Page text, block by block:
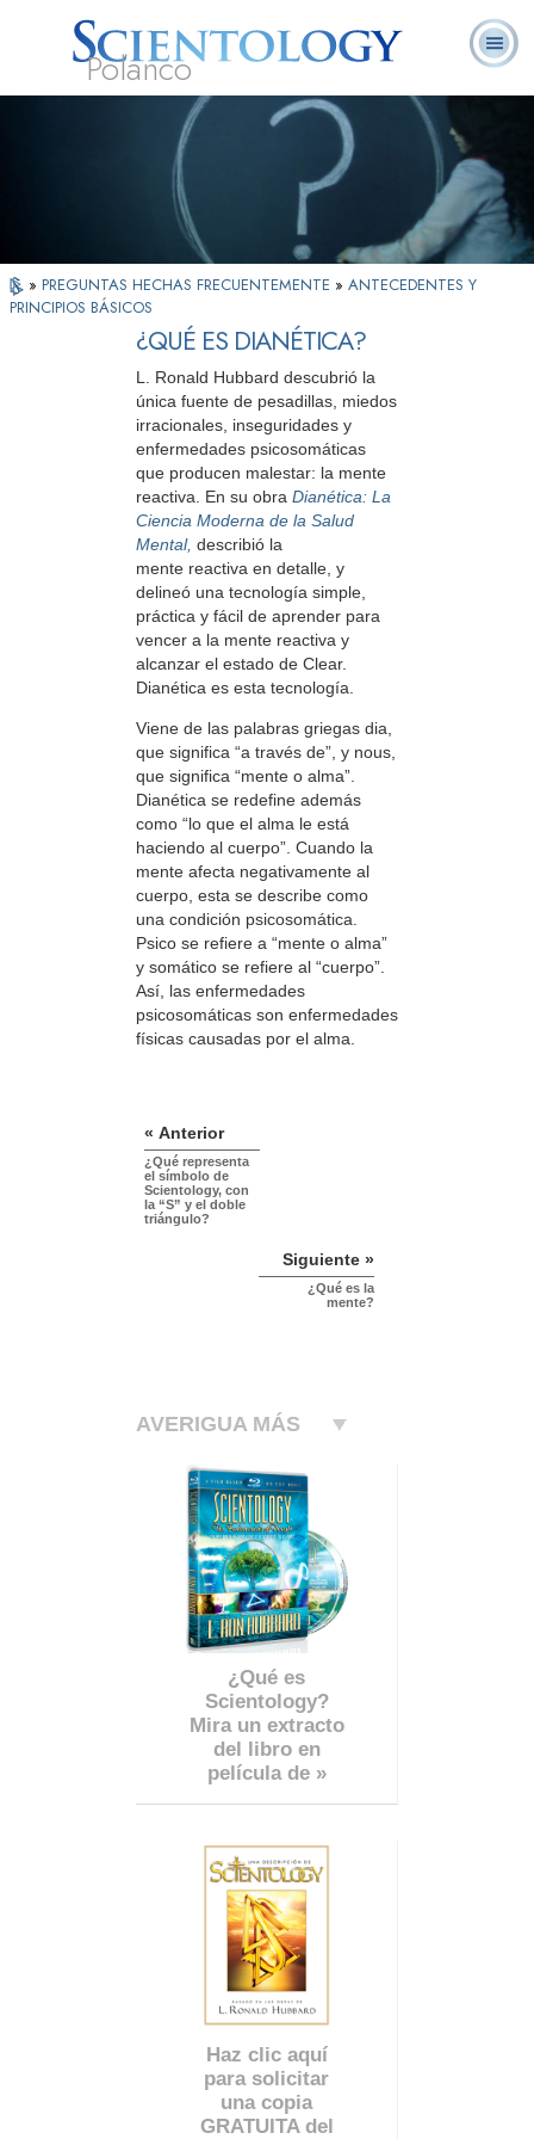
Polanco
¿Qué es
Scientology?
Ministros
Voluntarios
Preguntas
Frecuentes
» PREGUNTAS HECHAS FRECUENTEMENTE » ANTECEDENTES Y
PRINCIPIOS BÁSICOS
¿QUÉ ES DIANÉTICA?
L. Ronald Hubbard descubrió la
única fuente de pesadillas, miedos
irracionales, inseguridades y
enfermedades psicosomáticas
que producen malestar: la mente
reactiva. En su obra Dianética: La
Ciencia Moderna de la Salud
Mental, describió la
mente reactiva en detalle, y
delineó una tecnología simple,
práctica y fácil de aprender para
vencer a la mente reactiva y
alcanzar el estado de Clear.
Dianética es esta tecnología.
Viene de las palabras griegas dia,
que significa “a través de”, y nous,
que significa “mente o alma”.
Dianética se redefine además
como “lo que el alma le está
haciendo al cuerpo”. Cuando la
mente afecta negativamente al
cuerpo, esta se describe como
una condición psicosomática.
Psico se refiere a “mente o alma”
y somático se refiere al “cuerpo”.
Así, las enfermedades
psicosomáticas son enfermedades
físicas causadas por el alma.
« Anterior
¿Qué representa
el símbolo de
Scientology, con
la “S” y el doble
triángulo?
Siguiente »
¿Qué es la
mente?
AVERIGUA MÁS
¿Qué es
Scientology?
Mira un extracto
del libro en
película de »
Haz clic aquí
para solicitar
una copia
GRATUITA del